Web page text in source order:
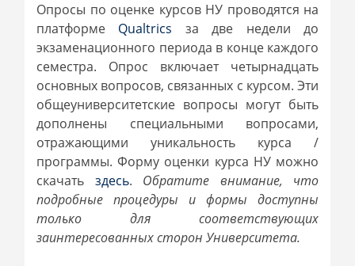
Опросы по оценке курсов НУ проводятся на
платформе Qualtrics за две недели до
экзаменационного периода в конце каждого
семестра. Опрос включает четырнадцать
основных вопросов, связанных с курсом. Эти
общеуниверситетские вопросы могут быть
дополнены специальными вопросами,
отражающими уникальность курса /
программы. Форму оценки курса НУ можно
скачать здесь. Обратите внимание, что
подробные процедуры и формы доступны
только для соответствующих
заинтересованных сторон Университета.